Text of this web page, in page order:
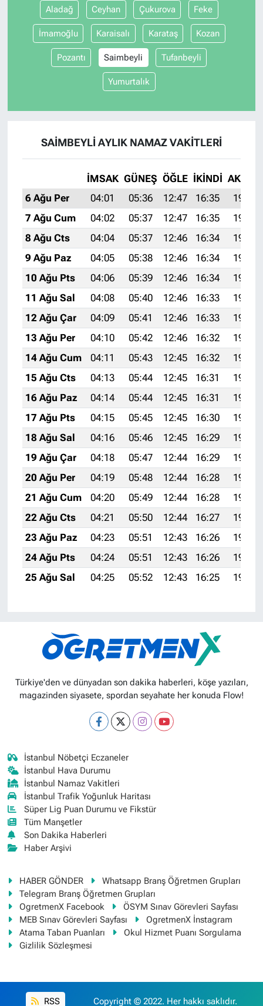
Aladağ Ceyhan Çukurova Feke
İmamoğlu Karaisalı Karataş Kozan
Pozantı Saimbeyli Tufanbeyli
Yumurtalık
SAIMBEYLI AYLIK NAMAZ VAKITLERI
İMSAK GÜNEŞ ÖĞLE İKINDI AKŞAM
6 Ağu Per
04:01 05:36 12:47 16:35
19:48
7 Ağu Cum
04:02 05:37 12:47 16:35
19:46
8 Ağu Cts
04:04 05:37 12:46 16:34
19:45
9 Ağu Paz
04:05 05:38 12:46 16:34
19:44
10 Ağu Pts
04:06 05:39 12:46 16:34
19:43
11 Ağu Sal
04:08 05:40 12:46 16:33
19:42
12 Ağu Çar
04:09 05:41 12:46 16:33
19:41
13 Ağu Per
04:10 05:42 12:46 16:32
19:39
14 Ağu Cum
04:11 05:43 12:45 16:32
19:38
15 Ağu Cts
04:13 05:44 12:45 16:31
19:37
16 Ağu Paz
04:14 05:44 12:45 16:31
19:36
17 Ağu Pts
04:15 05:45 12:45 16:30
19:34
18 Ağu Sal
04:16 05:46 12:45 16:29
19:33
19 Ağu Çar
04:18 05:47 12:44 16:29
19:32
20 Ağu Per
04:19 05:48 12:44 16:28
19:30
21 Ağu Cum
04:20 05:49 12:44 16:28
19:29
22 Ağu Cts
04:21 05:50 12:44 16:27
19:28
23 Ağu Paz
04:23 05:51 12:43 16:26
19:26
24 Ağu Pts
04:24 05:51 12:43 16:26
19:25
25 Ağu Sal
04:25 05:52 12:43 16:25 19:24
Türkiye'den ve dünyadan son dakika haberleri, köşe yazıları,
magazinden siyasete, spordan seyahate her konuda Flow!
İstanbul Nöbetçi Eczaneler
İstanbul Hava Durumu
İstanbul Namaz Vakitleri
İstanbul Trafik Yoğunluk Haritası
Süper Lig Puan Durumu ve Fikstür
Tüm Manşetler
Son Dakika Haberleri
Haber Arşivi
HABER GÖNDER
Whatsapp Branş Öğretmen Grupları
Telegram Branş Öğretmen Grupları
OgretmenX Facebook
ÖSYM Sınav Görevleri Sayfası
MEB Sınav Görevleri Sayfası
OgretmenX İnstagram
Atama Taban Puanları
Okul Hizmet Puanı Sorgulama
Gizlilik Sözleşmesi
RSS Copyright © 2022. Her hakkı saklıdır.